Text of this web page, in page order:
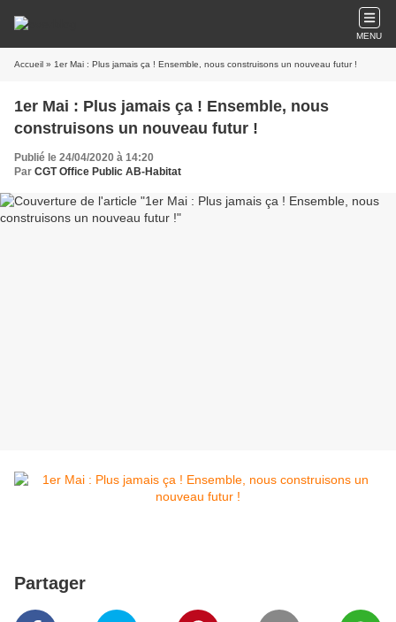
MENU
Accueil » 1er Mai : Plus jamais ça ! Ensemble, nous construisons un nouveau futur !
1er Mai : Plus jamais ça ! Ensemble, nous
construisons un nouveau futur !
Publié le 24/04/2020 à 14:20
Par CGT Office Public AB-Habitat
Partager